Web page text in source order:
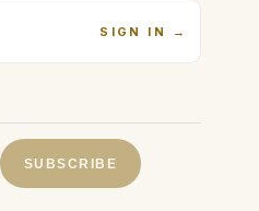
SIGN IN →
SUBSCRIBE